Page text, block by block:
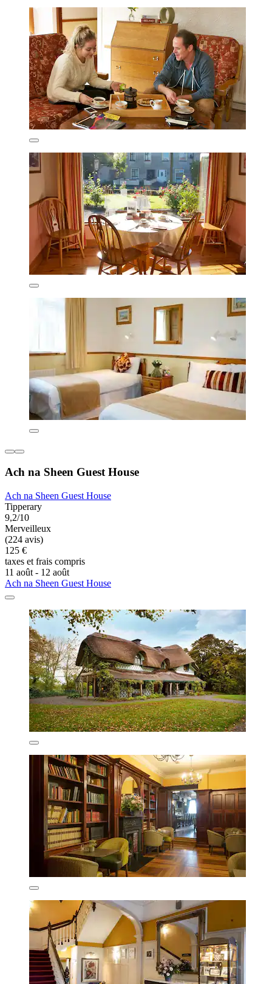
Ach na Sheen Guest House
Ach na Sheen Guest House
Tipperary
9,2/10
Merveilleux
(224 avis)
125 €
taxes et frais compris
11 août - 12 août
Ach na Sheen Guest House